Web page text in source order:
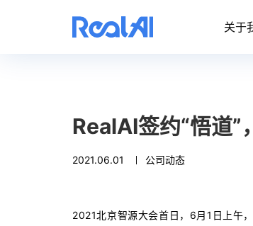
关于
RealAI签约“悟道
2021.06.01 公司动态
2021北京智源大会首日，6月1日上午